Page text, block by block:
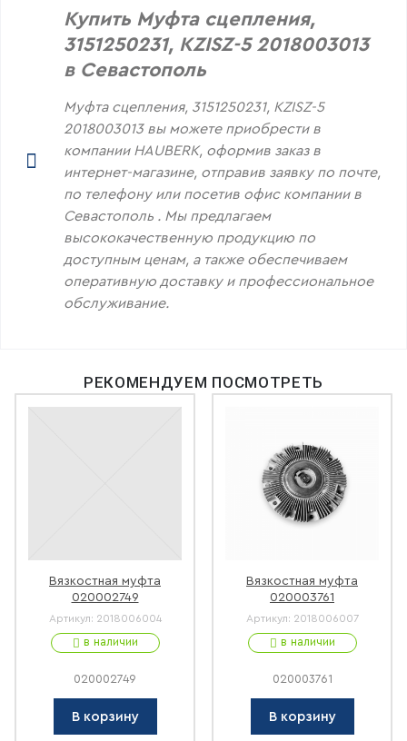
Купить Муфта сцепления,
3151250231, KZISZ-5 2018003013
в Севастополь
Муфта сцепления, 3151250231, KZISZ-5
2018003013 вы можете приобрести в
компании HAUBERK, оформив заказ в
интернет-магазине, отправив заявку по почте,
по телефону или посетив офис компании в
Севастополь . Мы предлагаем
высококачественную продукцию по
доступным ценам, а также обеспечиваем
оперативную доставку и профессиональное
обслуживание.
РЕКОМЕНДУЕМ ПОСМОТРЕТЬ
Вязкостная муфта
020002749
Артикул: 2018006004
в наличии
020002749
В корзину
Вязкостная муфта
020003761
Артикул: 2018006007
в наличии
020003761
В корзину